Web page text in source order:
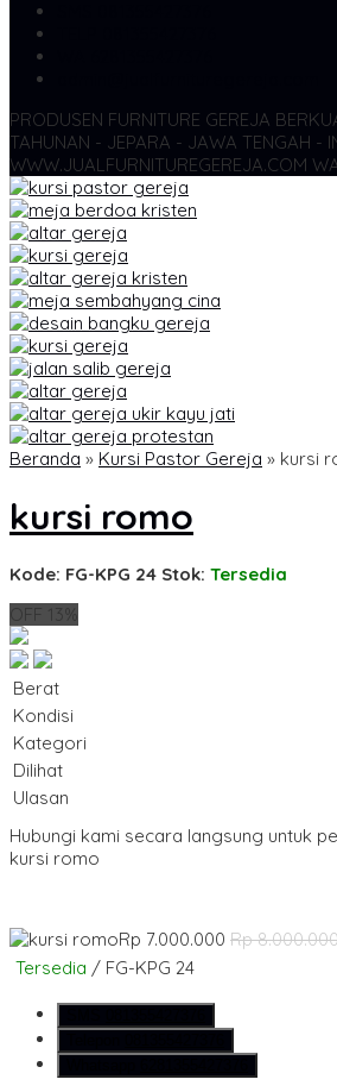
PRODUSEN FURNITURE GEREJA
TAHUNAN - JEPARA - JAWA TENGAH -
WWW.JUALFURNITUREGEREJA.COM
Beranda » Kursi Pastor Gereja » kursi
kursi romo
Kode: FG-KPG 24 Stok: Tersedia
OFF 13%
Berat
Kondisi
Kategori
Dilihat
Ulasan
Hubungi kami secara langsung untuk
kursi romo
Rp 7.000.000 Rp
Tersedia / FG-KPG 24